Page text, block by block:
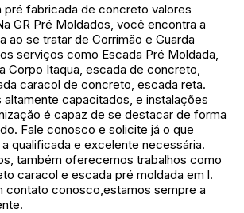
pré fabricada de concreto valores
GR Pré Moldados, você encontra a
ao se tratar de Corrimão e Guarda
serviços como Escada Pré Moldada,
Corpo Itaqua, escada de concreto,
caracol de concreto, escada reta.
altamente capacitados, e instalações
é capaz de se destacar de forma
Fale conosco e solicite já o que
qualificada e excelente necessária.
também oferecemos trabalhos como
caracol e escada pré moldada em l.
contato conosco,estamos sempre a